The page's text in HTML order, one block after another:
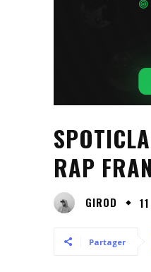
RAP
GIROD
Partager